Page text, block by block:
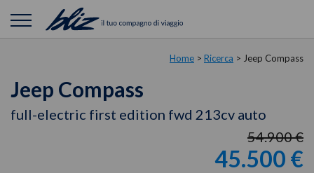
Home > Ricerca > Jeep Compass
Jeep Compass
full-electric first edition fwd 213cv auto
54.900 €
45.500 €